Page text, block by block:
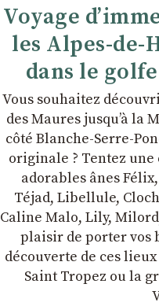
Voyage
les Alpes-de-
dans le
Vous souhaitez
des Maures jusqu’à la
côté Blanche-Serre-
originale ? Tentez
adorables ânes
Téjad, Libellule,
Caline Malo, Lily,
plaisir de porter vos
découverte de ces
Saint Tropez ou la